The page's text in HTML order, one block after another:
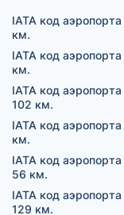
IATA код аэропорта
км.
IATA код аэропорта
км.
IATA код аэропорта
102 км.
IATA код аэропорта
км.
IATA код аэропорта
56 км.
IATA код аэропорта
129 км.